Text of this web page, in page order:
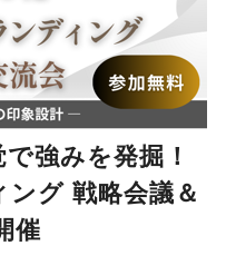
強みを発掘！
ング 戦略会議＆
催